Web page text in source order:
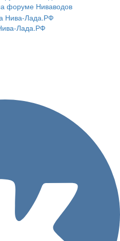
форуме Ниваводов
Лада.РФ